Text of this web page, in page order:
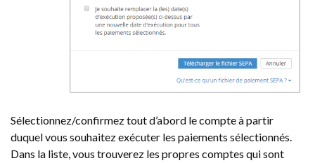
Sélectionnez/confirmez tout d’abord le compte à partir
duquel vous souhaitez exécuter les paiements sélectionnés.
Dans la liste, vous trouverez les propres comptes qui sont